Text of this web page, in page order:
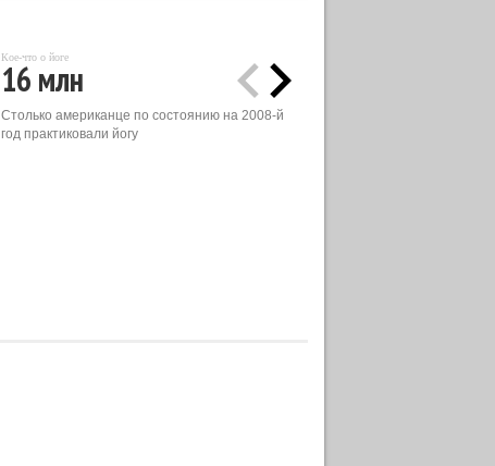
Кое-что о йоге
16 млн
Столько американце по состоянию на 2008-й
год практиковали йогу